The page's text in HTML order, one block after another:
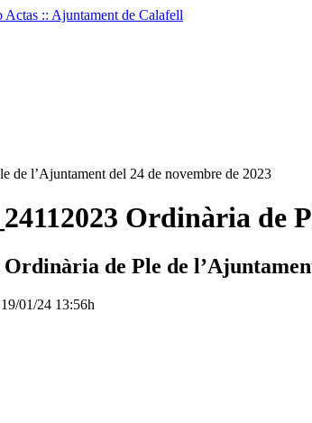
de l’Ajuntament del 24 de novembre de 2023
Ordinària de
Ordinària de Ple de
01/24 13:56h